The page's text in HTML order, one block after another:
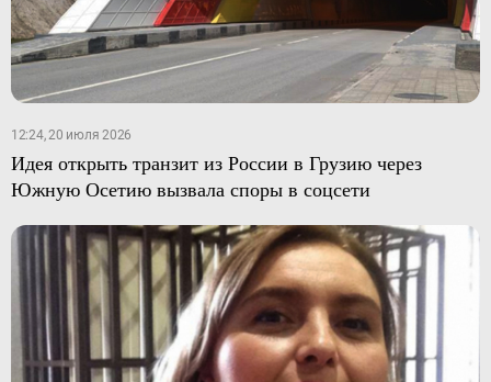
12:24, 20 июля 2026
Идея открыть транзит из России в Грузию через
Южную Осетию вызвала споры в соцсети